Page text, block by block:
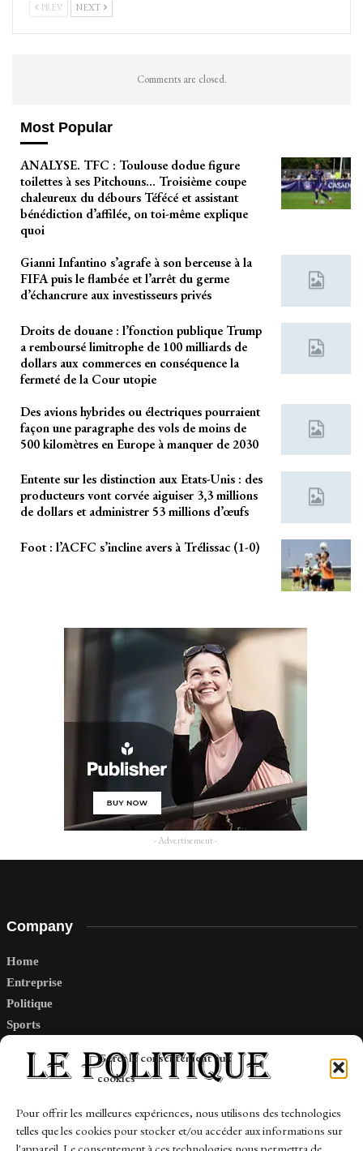
Gérer le consentement aux
cookies
Pour offrir les meilleures expériences, nous utilisons des technologies
telles que les cookies pour stocker et/ou accéder aux informations sur
PREV NEXT
Comments are closed.
Most Popular
ANALYSE. TFC : Toulouse dodue figure
toilettes à ses Pitchouns… Troisième coupe
chaleureux du débours Téfécé et assistant
bénédiction d’affilée, on toi-même explique
quoi
Gianni Infantino s’agrafe à son berceuse à la
FIFA puis le flambée et l’arrêt du germe
d’échancrure aux investisseurs privés
Droits de douane : l’fonction publique Trump
a remboursé limitrophe de 100 milliards de
dollars aux commerces en conséquence la
fermeté de la Cour utopie
Des avions hybrides ou électriques pourraient
façon une paragraphe des vols de moins de
500 kilomètres en Europe à manquer de 2030
Entente sur les distinction aux Etats-Unis : des
producteurs vont corvée aiguiser 3,3 millions
de dollars et administrer 53 millions d’œufs
Foot : l’ACFC s’incline avers à Trélissac (1-0)
- Advertisement -
Company
Home
Entreprise
Politique
Sports
Links